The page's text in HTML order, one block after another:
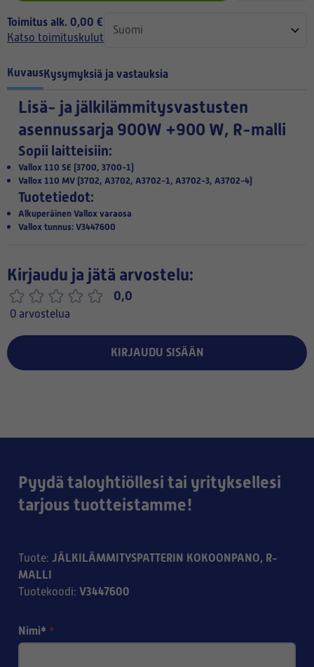
Toimitus alk. 0,00 €
Katso toimituskulut
KuvausKysymyksiä ja vastauksia
Lisä- ja jälkilämmitysvastusten
asennussarja 900W +900 W, R-malli
Sopii laitteisiin:
Vallox 110 SE (3700, 3700-1)
Vallox 110 MV (3702, A3702, A3702-1, A3702-3, A3702-4)
Tuotetiedot:
Alkuperäinen Vallox varaosa
Vallox tunnus: V3447600
Kirjaudu ja jätä arvostelu:
0,0
0 arvostelua
KIRJAUDU SISÄÄN
Pyydä taloyhtiöllesi tai yrityksellesi
tarjous tuotteistamme!
Tuote: JÄLKILÄMMITYSPATTERIN KOKOONPANO, R-
MALLI
Tuotekoodi: V3447600
Nimi* *